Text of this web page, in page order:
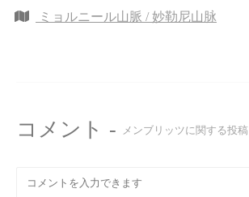
ミョルニール山脈 / 妙勒尼山脉
コメント - メンブリッツに関する投稿